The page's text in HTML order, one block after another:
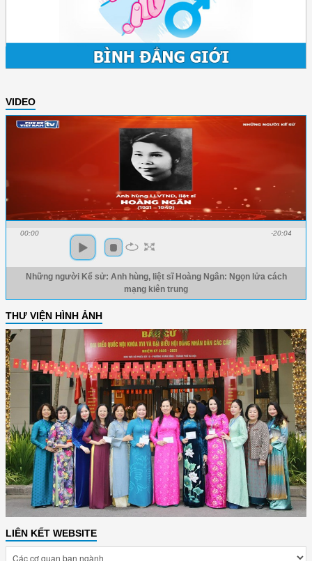
VIDEO
00:00 -20:04
Những người Kể sử: Anh hùng, liệt sĩ Hoàng Ngân: Ngọn lửa cách
mạng kiên trung
THƯ VIỆN HÌNH ẢNH
LIÊN KẾT WEBSITE